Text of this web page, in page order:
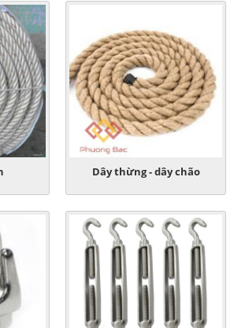
Dây thừng - dây chão